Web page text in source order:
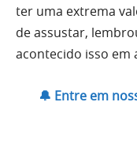
ter uma extrema
de assustar,
acontecido isso em
🔔 Entre em